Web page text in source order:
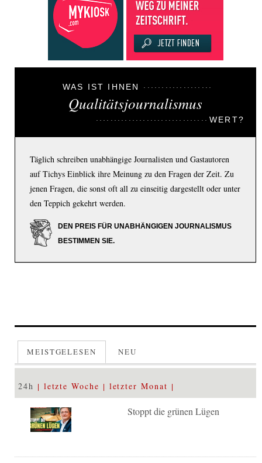
WAS IST IHNEN
Qualitätsjournalismus
WERT?
Täglich schreiben unabhängige Journalisten und Gastautoren
auf Tichys Einblick ihre Meinung zu den Fragen der Zeit. Zu
jenen Fragen, die sonst oft all zu einseitig dargestellt oder unter
den Teppich gekehrt werden.
DEN PREIS FÜR UNABHÄNGIGEN JOURNALISMUS
BESTIMMEN SIE.
MEISTGELESEN NEU
24h letzte Woche letzter Monat
Stoppt die grünen Lügen